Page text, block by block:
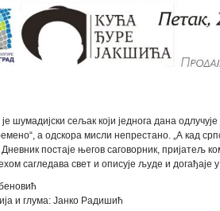
шумадијски сељак који једнога дана
а одскора мисли непрестано. „А кад
постаје његов саговорник, пријатељ
сагледава свет и описује људе и догађаје
и глума: Јанко Радишић